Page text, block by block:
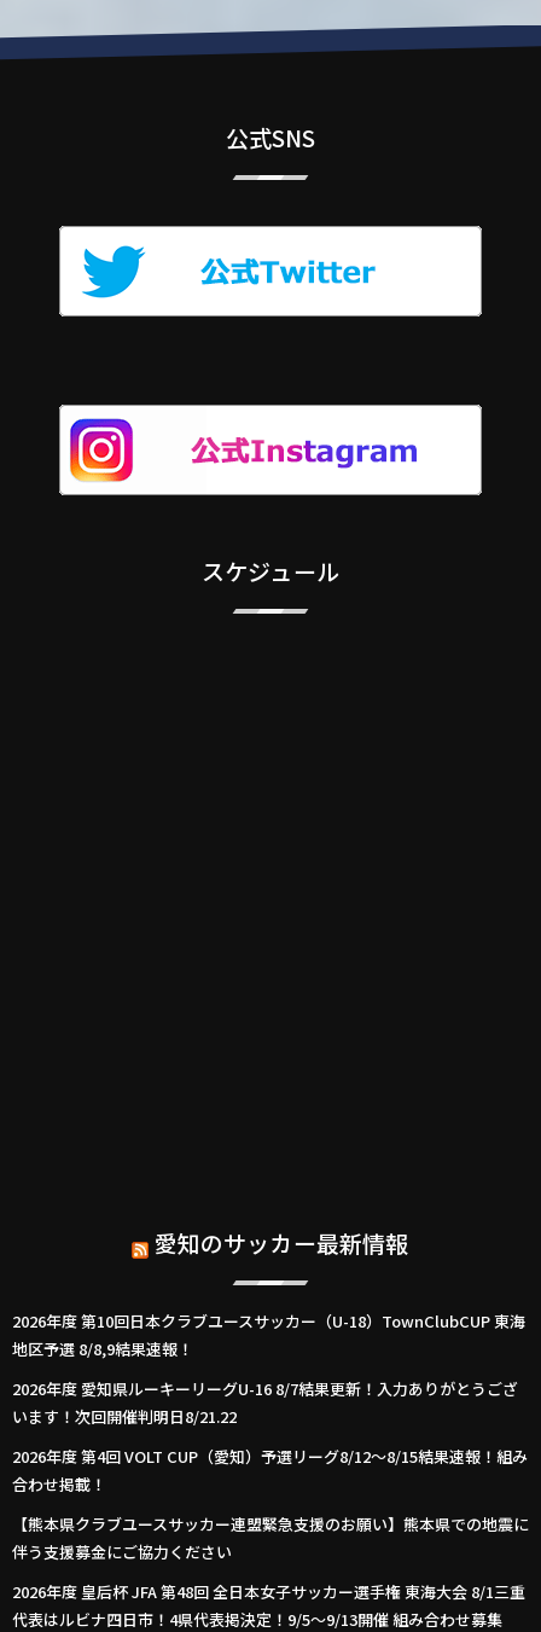
公式SNS
スケジュール
愛知のサッカー最新情報
2026年度 第10回日本クラブユースサッカー（U-18）TownClubCUP 東海
地区予選 8/8,9結果速報！
2026年度 愛知県ルーキーリーグU-16 8/7結果更新！入力ありがとうござ
います！次回開催判明日8/21.22
2026年度 第4回 VOLT CUP（愛知）予選リーグ8/12～8/15結果速報！組み
合わせ掲載！
【熊本県クラブユースサッカー連盟緊急支援のお願い】熊本県での地震に
伴う支援募金にご協力ください
2026年度 皇后杯 JFA 第48回 全日本女子サッカー選手権 東海大会 8/1三重
代表はルビナ四日市！4県代表掲決定！9/5～9/13開催 組み合わせ募集